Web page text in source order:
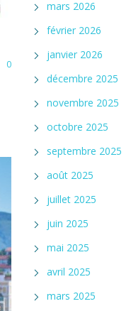
0
mars 2026
février 2026
janvier 2026
décembre 2025
novembre 2025
octobre 2025
septembre 2025
août 2025
juillet 2025
juin 2025
mai 2025
avril 2025
mars 2025